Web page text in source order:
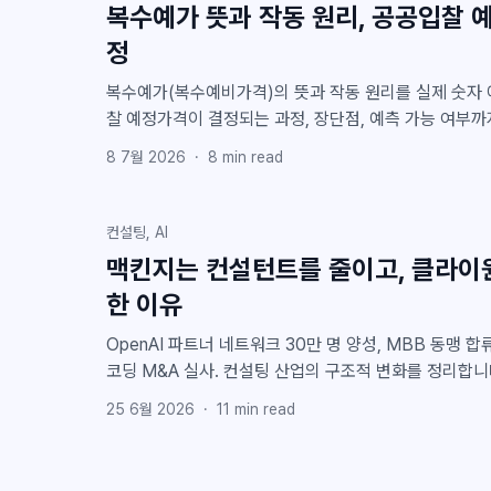
복수예가 뜻과 작동 원리, 공공입찰
정
복수예가(복수예비가격)의 뜻과 작동 원리를 실제 숫자
찰 예정가격이 결정되는 과정, 장단점, 예측 가능 여부
8 7월 2026 · 8 min read
컨설팅, AI
맥킨지는 컨설턴트를 줄이고, 클라
한 이유
OpenAI 파트너 네트워크 30만 명 양성, MBB 동맹 합
코딩 M&A 실사. 컨설팅 산업의 구조적 변화를 정리합
25 6월 2026 · 11 min read